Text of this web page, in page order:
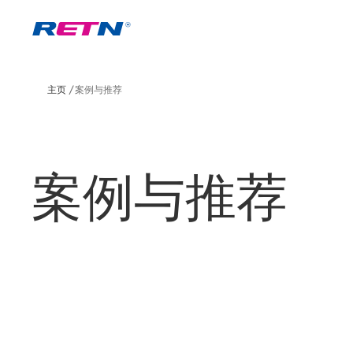
主页 案例与推荐
案例与推荐